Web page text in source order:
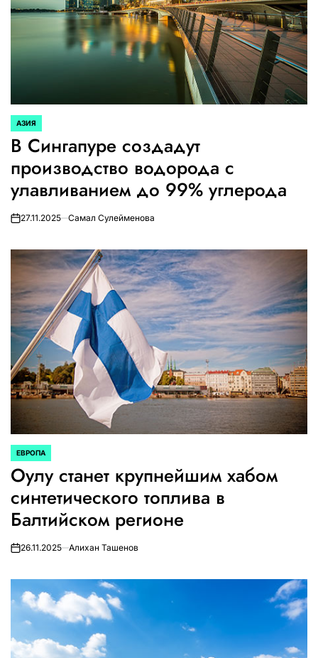
ОПУБЛИКОВАНО
В
АЗИЯ
В Сингапуре создадут
производство водорода с
улавливанием до 99% углерода
on27.11.2025 Самал Сулейменова
ОПУБЛИКОВАНО
В
ЕВРОПА
Оулу станет крупнейшим хабом
синтетического топлива в
Балтийском регионе
on26.11.2025 Алихан Ташенов